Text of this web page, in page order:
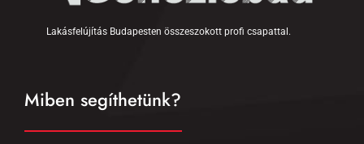
Lakásfelújítás Budapesten összeszokott profi csapattal.
Miben segíthetünk?